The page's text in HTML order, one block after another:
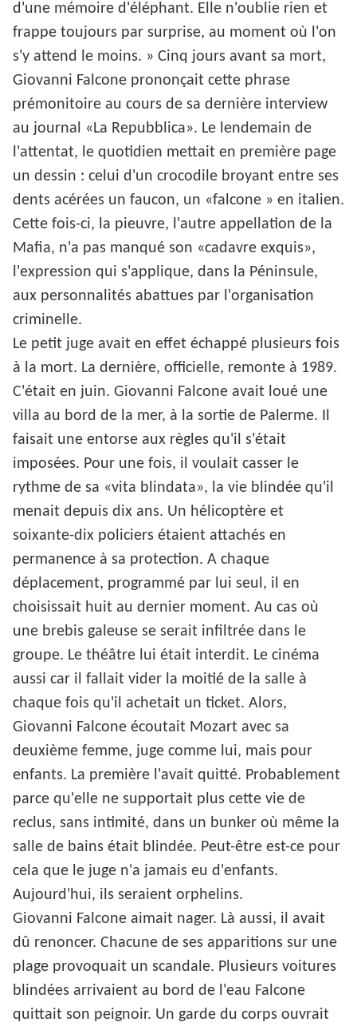
d'une mémoire d'éléphant. Elle n'oublie rien et
frappe toujours par surprise, au moment où l'on
s'y attend le moins. » Cinq jours avant sa mort,
Giovanni Falcone prononçait cette phrase
prémonitoire au cours de sa dernière interview
au journal «La Repubblica». Le lendemain de
l'attentat, le quotidien mettait en première page
un dessin : celui d'un crocodile broyant entre ses
dents acérées un faucon, un «falcone » en italien.
Cette fois-ci, la pieuvre, l'autre appellation de la
Mafia, n'a pas manqué son «cadavre exquis»,
l'expression qui s'applique, dans la Péninsule,
aux personnalités abattues par l'organisation
criminelle.
Le petit juge avait en effet échappé plusieurs fois
à la mort. La dernière, officielle, remonte à 1989.
C'était en juin. Giovanni Falcone avait loué une
villa au bord de la mer, à la sortie de Palerme. Il
faisait une entorse aux règles qu'il s'était
imposées. Pour une fois, il voulait casser le
rythme de sa «vita blindata», la vie blindée qu'il
menait depuis dix ans. Un hélicoptère et
soixante-dix policiers étaient attachés en
permanence à sa protection. A chaque
déplacement, programmé par lui seul, il en
choisissait huit au dernier moment. Au cas où
une brebis galeuse se serait infiltrée dans le
groupe. Le théâtre lui était interdit. Le cinéma
aussi car il fallait vider la moitié de la salle à
chaque fois qu'il achetait un ticket. Alors,
Giovanni Falcone écoutait Mozart avec sa
deuxième femme, juge comme lui, mais pour
enfants. La première l'avait quitté. Probablement
parce qu'elle ne supportait plus cette vie de
reclus, sans intimité, dans un bunker où même la
salle de bains était blindée. Peut-être est-ce pour
cela que le juge n'a jamais eu d'enfants.
Aujourd'hui, ils seraient orphelins.
Giovanni Falcone aimait nager. Là aussi, il avait
dû renoncer. Chacune de ses apparitions sur une
plage provoquait un scandale. Plusieurs voitures
blindées arrivaient au bord de l'eau Falcone
quittait son peignoir. Un garde du corps ouvrait